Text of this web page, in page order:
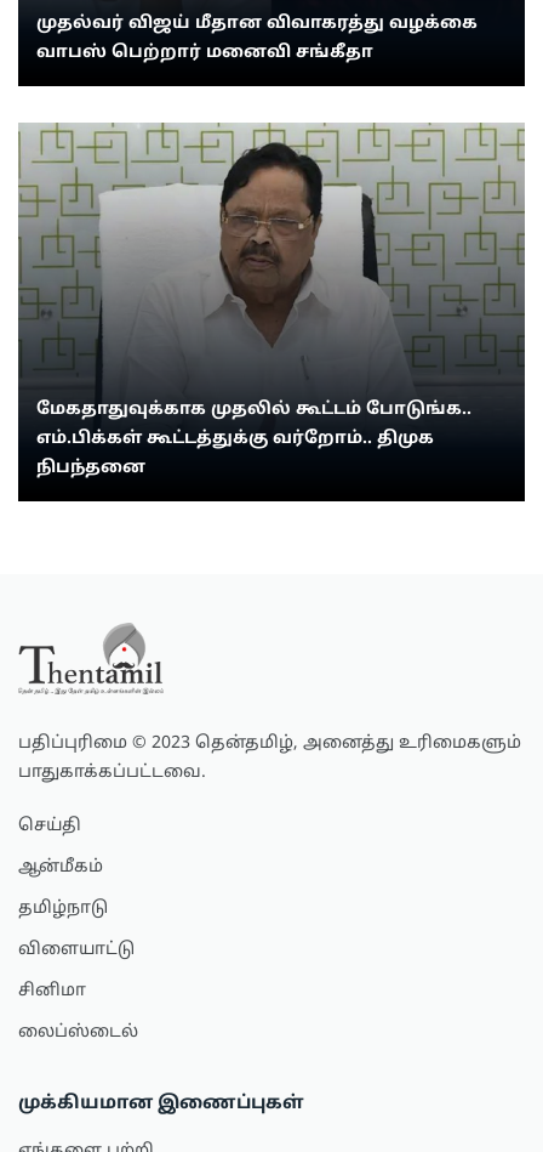
முதல்வர் விஜய் மீதான விவாகரத்து வழக்கை
வாபஸ் பெற்றார் மனைவி சங்கீதா
மேகதாதுவுக்காக முதலில் கூட்டம் போடுங்க..
எம்.பிக்கள் கூட்டத்துக்கு வர்றோம்.. திமுக
நிபந்தனை
பதிப்புரிமை © 2023 தென்தமிழ், அனைத்து உரிமைகளும்
பாதுகாக்கப்பட்டவை.
செய்தி
ஆன்மீகம்
தமிழ்நாடு
விளையாட்டு
சினிமா
லைப்ஸ்டைல்
முக்கியமான இணைப்புகள்